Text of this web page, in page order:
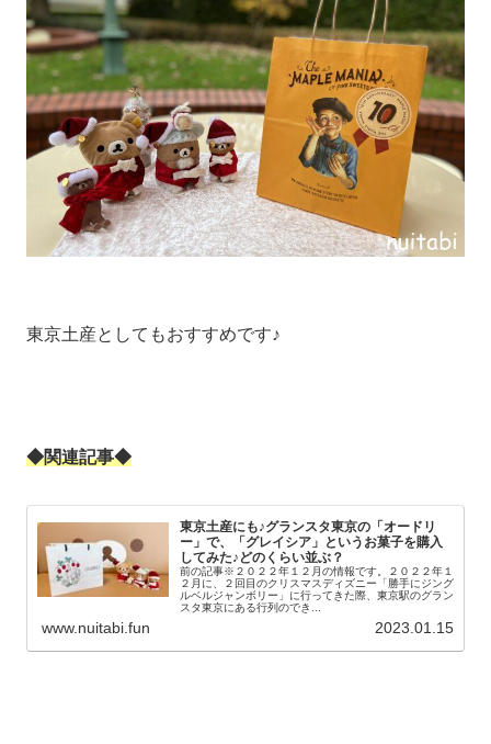
東京土産としてもおすすめです♪
◆関連記事◆
東京土産にも♪グランスタ東京の「オードリ
ー」で、「グレイシア」というお菓子を購入
してみた♪どのくらい並ぶ？
前の記事※２０２２年１２月の情報です。２０２２年１
２月に、２回目のクリスマスディズニー「勝手にジング
ルベルジャンボリー」に行ってきた際、東京駅のグラン
スタ東京にある行列のでき...
www.nuitabi.fun 2023.01.15